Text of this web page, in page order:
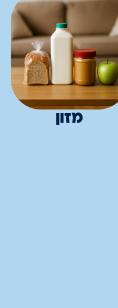
מזון